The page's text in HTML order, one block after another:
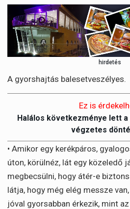
hirdetés
A gyorshajtás balesetveszélyes.
Ez is
Halálos következménye lett
végzetes
• Amikor egy kerékpáros,
úton, körülnéz, lát egy közeledő
megbecsülni, hogy átér-e
látja, hogy még elég messze
jóval gyorsabban érkezik, mint